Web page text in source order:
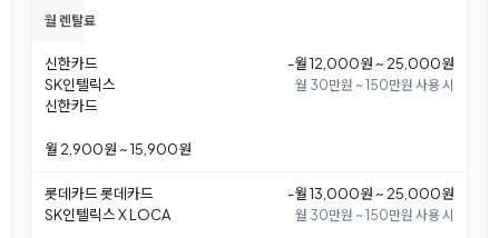
월 렌탈료
신한카드
SK인텔릭스
신한카드
-월 12,000원 ~ 25,000원
월 30만원 ~ 150만원 사용 시
월 2,900원 ~ 15,900원
롯데카드 롯데카드
SK인텔릭스 X LOCA
-월 13,000원 ~ 25,000원
월 30만원 ~ 150만원 사용 시